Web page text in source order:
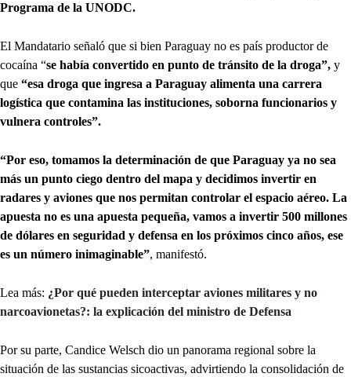
Programa de la UNODC.
El Mandatario señaló que si bien Paraguay no es país productor de
cocaína “se había convertido en punto de tránsito de la droga”, y
que “esa droga que ingresa a Paraguay alimenta una carrera
logística que contamina las instituciones, soborna funcionarios y
vulnera controles”.
“Por eso, tomamos la determinación de que Paraguay ya no sea
más un punto ciego dentro del mapa y decidimos invertir en
radares y aviones que nos permitan controlar el espacio aéreo. La
apuesta no es una apuesta pequeña, vamos a invertir 500 millones
de dólares en seguridad y defensa en los próximos cinco años, ese
es un número inimaginable”, manifestó.
Lea más: ¿Por qué pueden interceptar aviones militares y no
narcoavionetas?: la explicación del ministro de Defensa
Por su parte, Candice Welsch dio un panorama regional sobre la
situación de las sustancias sicoactivas, advirtiendo la consolidación de